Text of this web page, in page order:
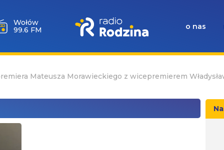
Wołów
99.6 FM
o nas
Mateusza Morawieckiego z wicepremierem